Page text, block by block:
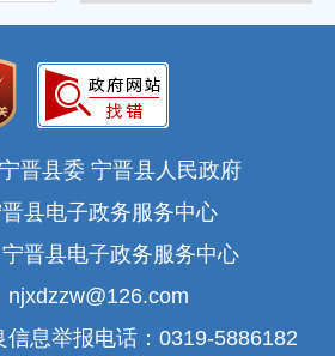
晋县委 宁晋县人民政府
县电子政务服务中心
晋县电子政务服务中心
njxdzzw@126.com
信息举报电话：0319-5886182